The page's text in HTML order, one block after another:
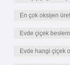
En çok oksijen
Evde çiçek
Evde hangi çiçek